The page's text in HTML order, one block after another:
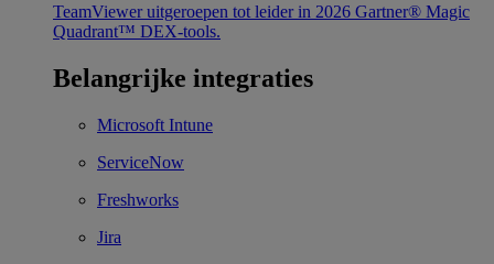
TeamViewer uitgeroepen tot leider in 2026 Gartner® Magic
Quadrant™ DEX-tools.
Belangrijke integraties
Microsoft Intune
ServiceNow
Freshworks
Jira